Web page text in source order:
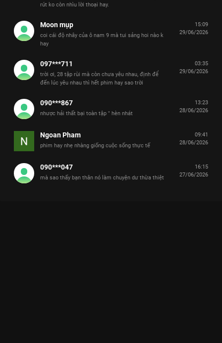
rút ko còn nhìu lời thoại hay.
Moon mụp
coi cái độ nhây của ô nam 9 mà tui sảng hoi nào k
hay
15:09
29/06/2026
097***711
trời ơi, 28 tập rùi mà còn chưa yêu nhau, định để
đến lúc yêu nhau thì hết phim hay sao trời
03:35
29/06/2026
090***867
nhược hải thất bại toàn tập " hèn nhát
13:23
28/06/2026
Ngoan Pham
phim hay nhẹ nhàng giống cuộc sống thực tế
09:41
28/06/2026
090***047
mà sao thấy bạn thân nó làm chuyện dư thừa thiệt
16:15
27/06/2026